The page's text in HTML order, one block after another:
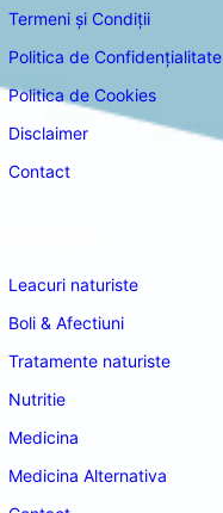
Termeni și Condiții
Politica de Confidențialitate
Politica de Cookies
Disclaimer
Contact
Leacuri naturiste
Boli & Afectiuni
Tratamente naturiste
Nutritie
Medicina
Medicina Alternativa